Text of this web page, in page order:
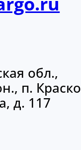
обл.,
п.
д. 117